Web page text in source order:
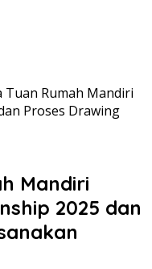
Tuan Rumah Mandiri
Proses Drawing
Mandiri
2025 dan